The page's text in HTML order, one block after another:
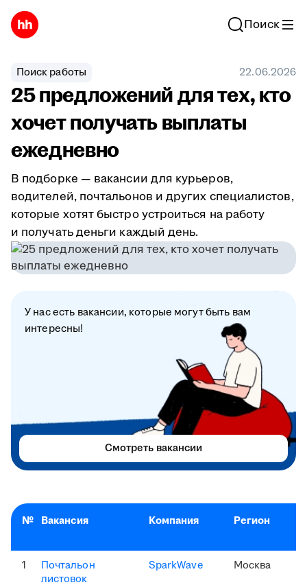
Поиск
Поиск работы 22.06.2026
25 предложений для тех, кто
хочет получать выплаты
ежедневно
В подборке — вакансии для курьеров,
водителей, почтальонов и других специалистов,
которые хотят быстро устроиться на работу
и получать деньги каждый день.
№ Вакансия Компания Регион
1
Почтальон
листовок
SparkWave Москва
У нас есть вакансии, которые могут быть вам
интересны!
Смотреть вакансии